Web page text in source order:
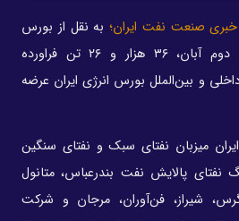
صنعت نفت ایران؛ به نقل از بورس
انرژی ایران، امروز دوشنبه دوم آبان، ۳۶ هزار و ۲۶ تن فراورده
و بین‌الملل بورس انرژی ایران عرضه
میزبان نفتای سبک و نفتای سنگین
نفتای پالایش نفت بندرعباس، متانول
شیراز، فن‌آوران، مرجان و شرکت